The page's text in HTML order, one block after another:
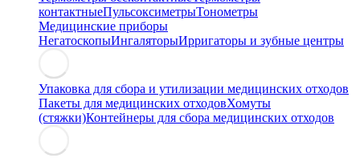
контактныеПульсоксиметрыТонометры
Медицинские приборы
НегатоскопыИнгаляторыИрригаторы и зубные центры
Упаковка для сбора и утилизации медицинских отходов
Пакеты для медицинских отходовХомуты
(стяжки)Контейнеры для сбора медицинских отходов